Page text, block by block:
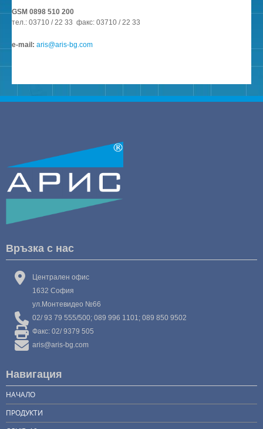
GSM 0898 510 200
тел.: 03710 / 22 33 факс: 03710 / 22 33
е-mail: aris@aris-bg.com
Връзка с нас
Централен офис
1632 София
ул.Монтевидео №66
02/ 93 79 555/500; 089 996 1101; 089 850 9502
Факс: 02/ 9379 505
aris@aris-bg.com
Навигация
НАЧАЛО
ПРОДУКТИ